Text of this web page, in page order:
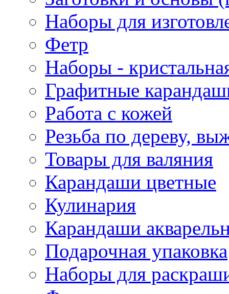
Наборы для
Фетр
Наборы -
Графитные
Работа с кожей
Резьба по дереву,
Товары для валяния
Карандаши цветные
Кулинария
Карандаши
Подарочная упаковка
Наборы для